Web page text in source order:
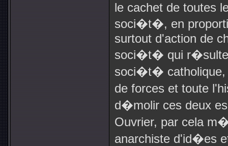
le cachet de toutes
soci�t�, en
surtout d'action de
soci�t� qui
soci�t� catholique,
de forces et toute
d�molir ces deux
Ouvrier, par cela
anarchiste d'id�es